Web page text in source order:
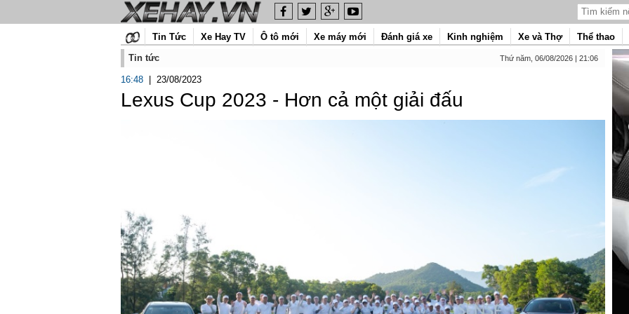
Tin Tức Xe Hay TV Ô tô mới Xe máy mới Đánh giá xe Kinh nghiệm Xe và Thợ Thể thao
Tin tức
Thứ năm, 06/08/2026 | 21:06
16:48 23/08/2023
Lexus Cup 2023 - Hơn cả một giải đấu